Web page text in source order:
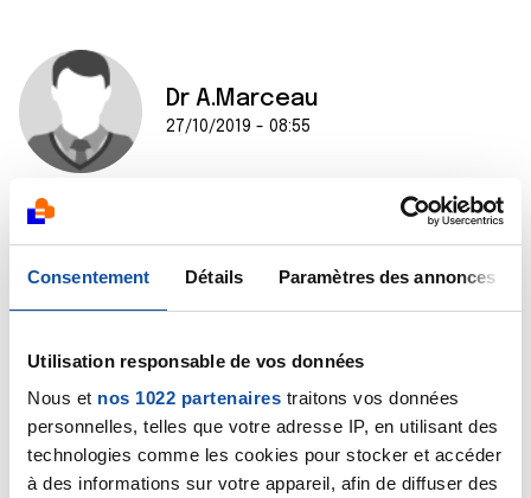
Consentement Détails Paramètres des annonces
Utilisation responsable de vos données
Nous et nos 1022 partenaires traitons vos données
personnelles, telles que votre adresse IP, en utilisant des
technologies comme les cookies pour stocker et accéder
à des informations sur votre appareil, afin de diffuser des
Dr A.Marceau
27/10/2019 - 08:55
ce forum, seul un médecin ayant accès à votre
dossier médical et pouvant vous examiner peut vous
commenter.
Bien cordialement
Dr A Marceau
Citer